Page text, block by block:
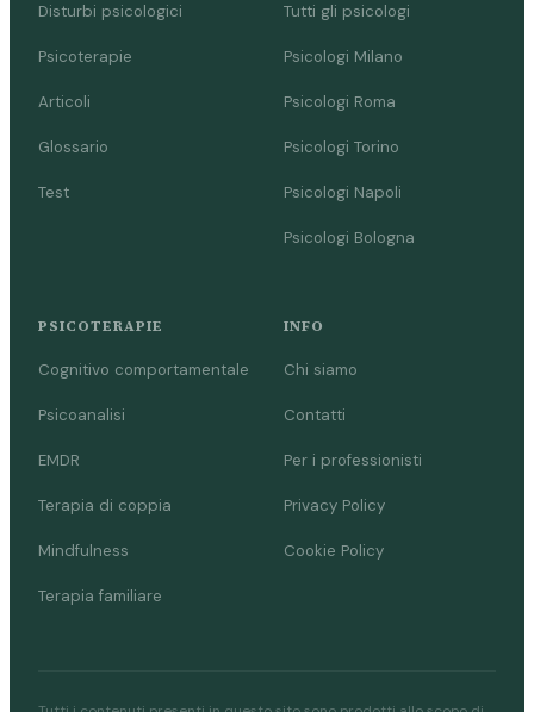
Disturbi psicologici
Psicoterapie
Articoli
Glossario
Test
Tutti gli psicologi
Psicologi Milano
Psicologi Roma
Psicologi Torino
Psicologi Napoli
Psicologi Bologna
PSICOTERAPIE
Cognitivo comportamentale
Psicoanalisi
EMDR
Terapia di coppia
Mindfulness
Terapia familiare
INFO
Chi siamo
Contatti
Per i professionisti
Privacy Policy
Cookie Policy